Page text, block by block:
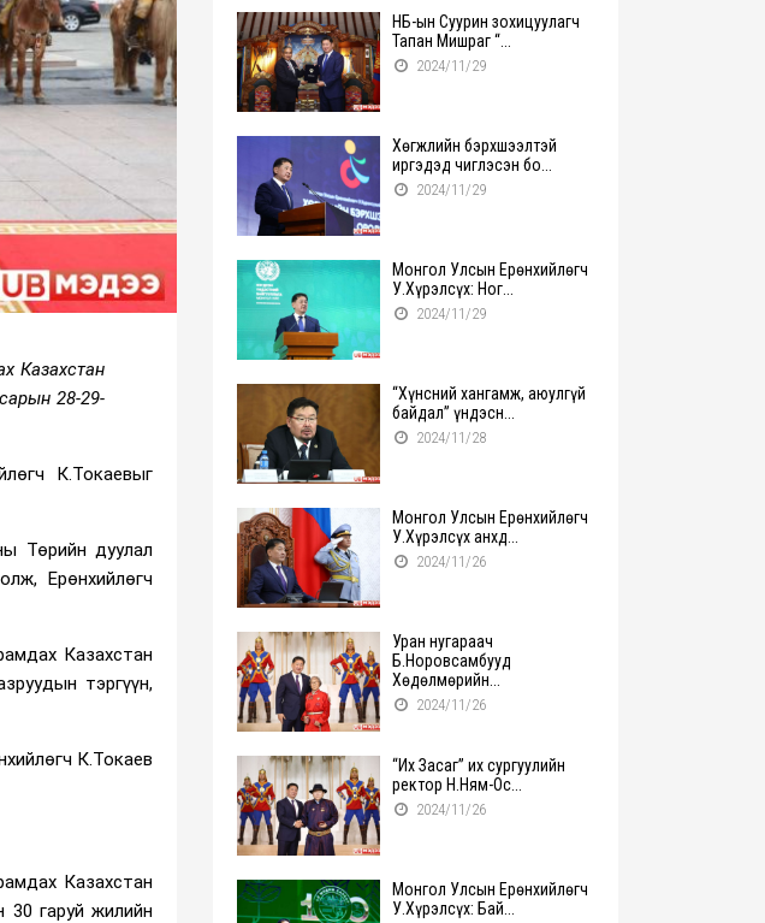
Казахстан
28-29-
К.Токаевыг
Төрийн дуулал
Ерөнхийлөгч
Казахстан
тэргүүн,
К.Токаев
Казахстан
30 гаруй жилийн
НҮБ-ын Суурин зохицуулагч
Тапан Мишраг “...
2024/11/29
Хөгжлийн бэрхшээлтэй
иргэдэд чиглэсэн бо...
2024/11/29
Монгол Улсын Ерөнхийлөгч
У.Хүрэлсүх: Ног...
2024/11/29
“Хүнсний хангамж, аюулгүй
байдал” үндэсн...
2024/11/28
Монгол Улсын Ерөнхийлөгч
У.Хүрэлсүх анхд...
2024/11/26
Уран нугараач
Б.Норовсамбууд
Хөдөлмөрийн...
2024/11/26
“Их Засаг” их сургуулийн
ректор Н.Ням-Ос...
2024/11/26
Монгол Улсын Ерөнхийлөгч
У.Хүрэлсүх: Бай...